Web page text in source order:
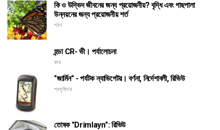
কি ও উদ্ভিদ জীবনের জন্য প্রয়োজনীয়? বৃদ্ধি এবং গাছপালা
উন্নয়নের জন্য প্রয়োজনীয় শর্ত
গঠন
হন্ডা CR- ভী। পর্যালোচনা
কার
"জার্মিন" - পর্যটক ন্যাভিগেটর। বর্ণনা, নির্দেশাবলী, রিভিউ
প্রযুক্তির
তোষক "Drimlayn": রিভিউ